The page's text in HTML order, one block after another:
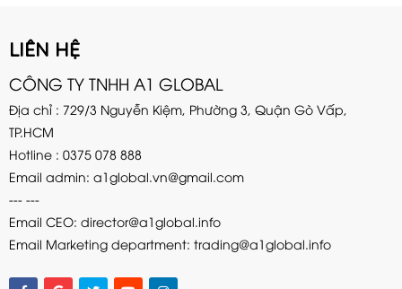
LIÊN HỆ
CÔNG TY TNHH A1 GLOBAL
Địa chỉ : 729/3 Nguyễn Kiệm, Phường 3, Quận Gò Vấp,
TP.HCM
Hotline : 0375 078 888
Email admin: a1global.vn@gmail.com
--- ---
Email CEO: director@a1global.info
Email Marketing department: trading@a1global.info